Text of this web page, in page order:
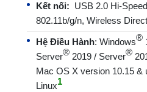
Kết nối: USB 2.0 Hi-
802.11b/g/n, Wireless
Hệ Điều Hành: Windows®
Server® 2019 / Server®
Mac OS X version 10.15 &
Linux1